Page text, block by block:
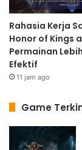
Rahasia Kerja
Honor of Kings
Permainan
Efektif
11 jam ago
Game